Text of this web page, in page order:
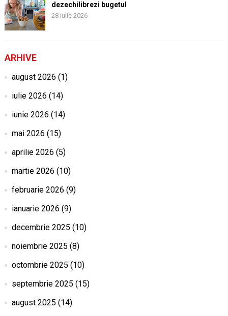
dezechilibrezi bugetul
28 iulie 2026
ARHIVE
august 2026 (1)
iulie 2026 (14)
iunie 2026 (14)
mai 2026 (15)
aprilie 2026 (5)
martie 2026 (10)
februarie 2026 (9)
ianuarie 2026 (9)
decembrie 2025 (10)
noiembrie 2025 (8)
octombrie 2025 (10)
septembrie 2025 (15)
august 2025 (14)